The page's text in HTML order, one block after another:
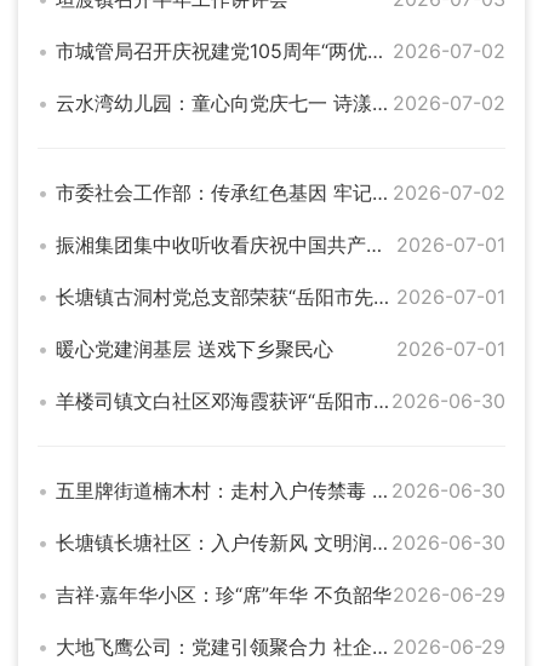
市城管局召开庆祝建党105周年“两优一先”表彰大会 2026-07-02
云水湾幼儿园：童心向党庆七一 诗漾童年礼成长 2026-07-02
市委社会工作部：传承红色基因 牢记初心使命 2026-07-02
振湘集团集中收听收看庆祝中国共产党成立105周年大会直播 2026-07-01
长塘镇古洞村党总支部荣获“岳阳市先进基层党组织”称号 2026-07-01
暖心党建润基层 送戏下乡聚民心 2026-07-01
羊楼司镇文白社区邓海霞获评“岳阳市优秀党务工作者” 2026-06-30
五里牌街道楠木村：走村入户传禁毒 凝心聚力守村居 2026-06-30
长塘镇长塘社区：入户传新风 文明润民心 2026-06-30
吉祥·嘉年华小区：珍“席”年华 不负韶华2026-06-29
大地飞鹰公司：党建引领聚合力 社企同行践初心 2026-06-29